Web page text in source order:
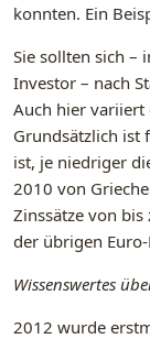
konnten. Ein
Sie sollten sich –
Investor – nach
Auch hier variiert
Grundsätzlich ist
ist, je niedriger
2010 von
Zinssätze von
der übrigen
Wissenswertes
2012 wurde